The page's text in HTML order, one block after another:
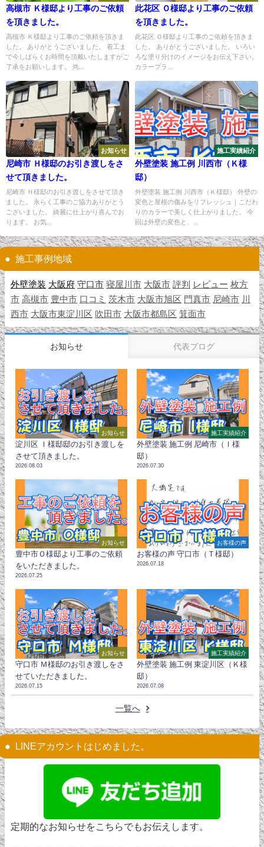
高槻市 Ｋ様邸より工事のご依頼
を頂きました。
高槻市 Ｋ様邸より工事のご依頼を頂きま
した。 ありがとうございました。 着工ま
で今しばらくお時間を頂戴いたしますがご
了承をお願いします。 尚...
此花区 Ｏ様邸より工事のご依頼
を頂きました。
此花区 Ｏ様邸より工事のご依頼を頂きま
した。 ありがとうございました。 いろい
ろな塗り分けのイメージをお伝え下さい。
カラープラ...
お知らせ
尼崎市 Ｈ様邸のお引き渡しをさ
せて頂きました。
尼崎市 Ｈ様邸のお引き渡しをさせて頂き
ました。 永らく工事のご協力ありがとう
ございました。 綺麗に仕上がり喜んでお
ります。 お気...
施工実績紹介
外壁塗装 施工例 川西市（Ｋ様
邸）
外壁塗装 施工例 川西市（Ｋ様邸） 外壁の
変色と屋根の傷みをリフレッシュ｜こだわ
りのカラーで美しく仕上がりました。 今
回は外壁の変色と、...
施工事例地域
外壁塗装 大阪府 守口市 寝屋川市 大阪市 評判 レビュー 枚方
市 高槻市 豊中市 口コミ 茨木市 大阪市旭区 門真市 尼崎市 川
西市 大阪市東淀川区 吹田市 大阪市都島区 箕面市
お知らせ 代表ブログ
お知らせ
淀川区 Ｉ様邸邸のお引き渡しを
させて頂きました。
2026.08.03
施工実績紹介
外壁塗装 施工例 尼崎市（Ｉ様
邸）
2026.07.30
お知らせ
豊中市Ｏ様邸より工事のご依頼
をいただきました。
2026.07.25
お客様の声
お客様の声 守口市（Ｔ様邸）
2026.07.18
お知らせ
守口市 Ｍ様邸のお引き渡しをさ
せていただきました。
2026.07.15
施工実績紹介
外壁塗装 施工例 東淀川区（Ｋ様
邸）
2026.07.08
一覧へ
LINEアカウントはじめました。
定期的なお知らせをこちらでもお伝えします。